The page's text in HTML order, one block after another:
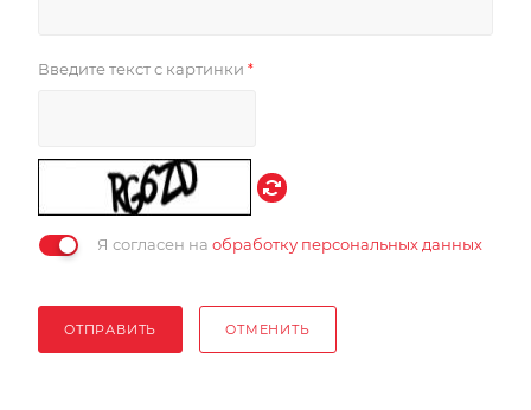
Введите текст с картинки *
Я согласен на обработку персональных данных
ОТПРАВИТЬ ОТМЕНИТЬ